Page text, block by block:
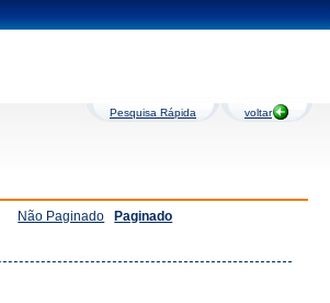
Pesquisa Rápida voltar
Não Paginado Paginado